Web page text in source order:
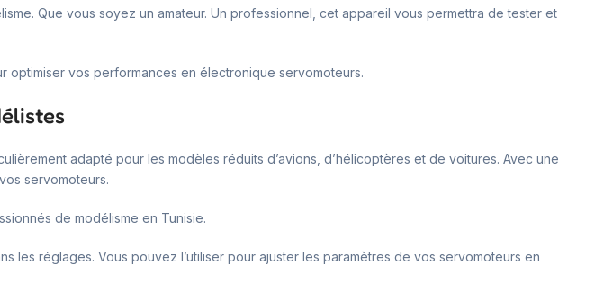
Que vous soyez un amateur. Un professionnel, cet appareil vous permettra de tester et
optimiser vos performances en électronique servomoteurs.
adapté pour les modèles réduits d’avions, d’hélicoptères et de voitures. Avec une
servomoteurs.
de modélisme en Tunisie.
réglages. Vous pouvez l’utiliser pour ajuster les paramètres de vos servomoteurs en